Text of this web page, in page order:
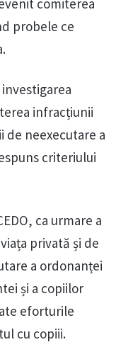
comiterea
probele ce
infracțiunii
neexecutare a
criteriului
ca urmare a
privată și de
a ordonanței
și a copiilor
eforturile
cu copiii.